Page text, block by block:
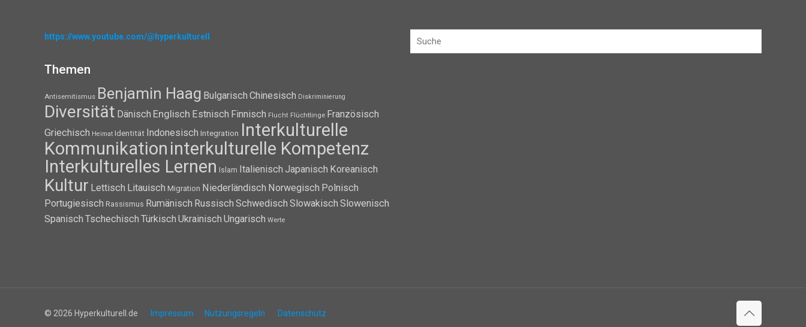
https://www.youtube.com/@hyperkulturell
Themen
Antisemitismus Benjamin Haag Bulgarisch Chinesisch Diskriminierung
Diversität Dänisch Englisch Estnisch Finnisch Flucht Flüchtlinge Französisch
Griechisch Heimat Identität Indonesisch Integration Interkulturelle
Kommunikation interkulturelle Kompetenz
Interkulturelles Lernen
Islam Italienisch Japanisch Koreanisch
Kultur Lettisch Litauisch Migration Niederländisch Norwegisch Polnisch
Portugiesisch Rassismus Rumänisch Russisch Schwedisch Slowakisch Slowenisch
Spanisch Tschechisch Türkisch Ukrainisch Ungarisch Werte
© 2026 Hyperkulturell.de Impressum Nutzungsregeln Datenschutz